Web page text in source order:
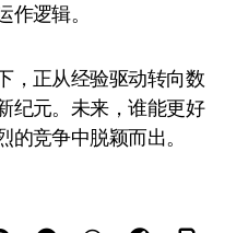
逻辑。
，正从经验驱动转向数
纪元。未来，谁能更好
竞争中脱颖而出。